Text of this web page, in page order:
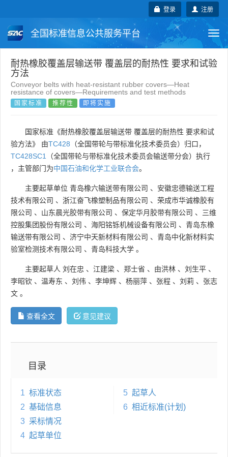
注册
登录
全国标准信息公共服务平台
国家标准 行业标准 地方标准
团体标准 企业标准 国际标准
耐热橡胶覆盖层输送带 覆盖层的耐热性 要求和试验
方法
Conveyor belts with heat-resistant rubber covers—Heat
resistance of covers—Requirements and test methods
国家标准 推荐性 即将实施
国家标准《耐热橡胶覆盖层输送带 覆盖层的耐热性 要求和试
验方法》 由TC428 （全国带轮与带标准化技术委员会）归口，
TC428SC1
（全国带轮与带标准化技术委员会输送带分会）执行
，主管部门为中国石油和化学工业联合会。
主要起草单位 青岛橡六输送带有限公司 、 安徽忠德输送工程
技术有限公司 、 浙江奋飞橡塑制品有限公司 、 荣成市华诚橡胶有
限公司 、 山东晨光胶带有限公司 、 保定华月胶带有限公司 、 三维
控股集团股份有限公司 、 海阳铭铄机械设备有限公司 、 青岛东橡
输送带有限公司 、 济宁中天新材料有限公司 、 青岛中化新材料实
验室检测技术有限公司 、 青岛科技大学 。
主要起草人 刘在忠 、 江建梁 、 郑士省 、 由洪林 、 刘生平 、
李昭钦 、 温寿东 、 刘伟 、 李坤辉 、 杨丽萍 、 张程 、 刘莉 、 张志
文 。
查看全文 意见建议
目录
1 标准状态
2 基础信息
3 采标情况
4 起草单位
5 起草人
6 相近标准(计划)